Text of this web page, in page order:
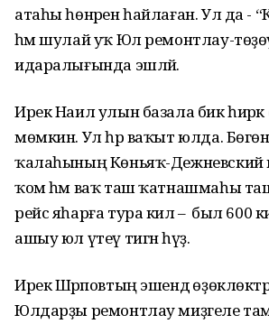
атаһы һөнәрен һайлаған. Ул да -
һәм шулай уҡ Юл ремонтлау-
идаралығында эшләй.
Ирек Наил улын базала бик
мөмкин. Ул һәр ваҡыт юлда.
ҡалаһының Көньяҡ-Дежневский
ҡом һәм ваҡ таш ҡатнашмаһы
рейс яһарға тура килә – ә был 600
ашыу юл үтеү тигән һүҙ.
Ирек Шәрәповтың эшендә
Юлдарҙы ремонтлау миҙгеле